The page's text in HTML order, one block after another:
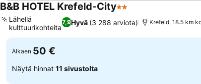
B&B HOTEL Krefeld-City2 Tähtiluokitus
7,9Hyvä (3 288 arviota)
Lähellä
kulttuurikohteita
Krefeld, 18.5 km
Alkaen 50 €
Näytä hinnat 11 sivustolta